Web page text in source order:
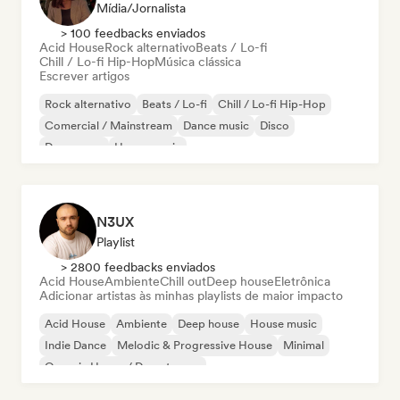
Mídia/Jornalista
> 100 feedbacks enviados
Acid HouseRock alternativoBeats / Lo-fi
Chill / Lo-fi Hip-HopMúsica clássica
Escrever artigos
Rock alternativo Beats / Lo-fi
Chill / Lo-fi Hip-Hop
Comercial / Mainstream
Dance music
Disco
Dream pop
House music
N3UX
Playlist
> 2800 feedbacks enviados
Acid HouseAmbienteChill outDeep houseEletrônica
Adicionar artistas às minhas playlists de maior impacto
Acid House Ambiente Deep house
House music
Indie Dance
Melodic & Progressive House
Minimal
Organic House / Downtempo